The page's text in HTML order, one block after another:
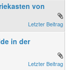
von
in der